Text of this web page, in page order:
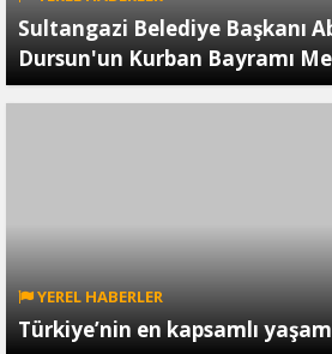
Sultangazi Belediye Başkanı
Dursun'un Kurban Bayramı
YEREL HABERLER
Türkiye’nin en kapsamlı